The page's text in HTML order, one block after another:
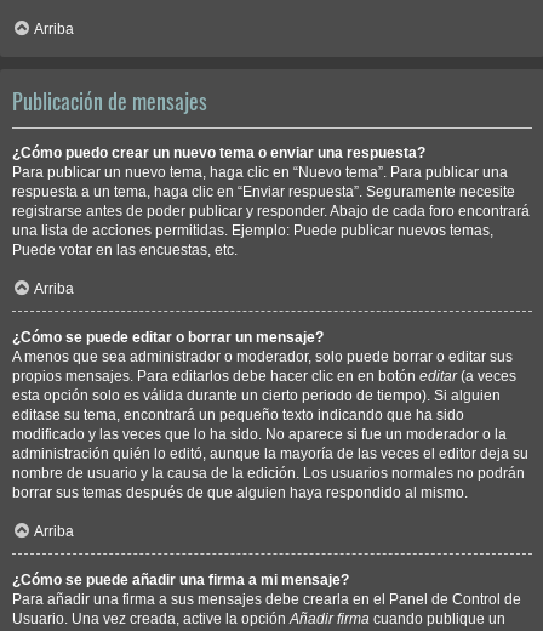
Arriba
Publicación de mensajes
¿Cómo puedo crear un nuevo tema o enviar una respuesta?
Para publicar un nuevo tema, haga clic en “Nuevo tema”. Para publicar una
respuesta a un tema, haga clic en “Enviar respuesta”. Seguramente necesite
registrarse antes de poder publicar y responder. Abajo de cada foro encontrará
una lista de acciones permitidas. Ejemplo: Puede publicar nuevos temas,
Puede votar en las encuestas, etc.
Arriba
¿Cómo se puede editar o borrar un mensaje?
A menos que sea administrador o moderador, solo puede borrar o editar sus
propios mensajes. Para editarlos debe hacer clic en en botón editar(a veces
esta opción solo es válida durante un cierto periodo de tiempo). Si alguien
editase su tema, encontrará un pequeño texto indicando que ha sido
modificado y las veces que lo ha sido. No aparece si fue un moderador o la
administración quién lo editó, aunque la mayoría de las veces el editor deja su
nombre de usuario y la causa de la edición. Los usuarios normales no podrán
borrar sus temas después de que alguien haya respondido al mismo.
Arriba
¿Cómo se puede añadir una firma a mi mensaje?
Para añadir una firma a sus mensajes debe crearla en el Panel de Control de
Usuario. Una vez creada, active la opción Añadir firma cuando publique un